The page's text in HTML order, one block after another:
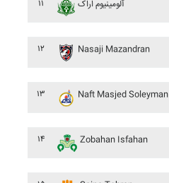
۱۱ آلومينيوم اراک
۱۲ Nasaji Mazandran
۱۳ Naft Masjed Soleyman
۱۴ Zobahan Isfahan